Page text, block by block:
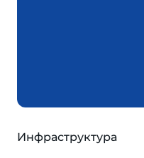
Инфраструктура